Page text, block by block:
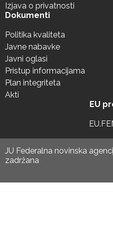
Izjava o privatnosti
Dokumenti
Politika kvaliteta
Javne nabavke
Javni oglasi
Pristup informacijama
Plan integriteta
Akti
EU
JU Federalna novinska
zadržana